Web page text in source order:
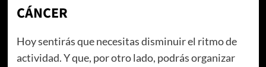
CÁNCER
Hoy sentirás que necesitas disminuir el ritmo de
actividad. Y que, por otro lado, podrás organizar